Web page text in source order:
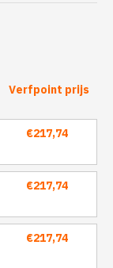
Verfpoint prijs
€217,74
€217,74
€217,74